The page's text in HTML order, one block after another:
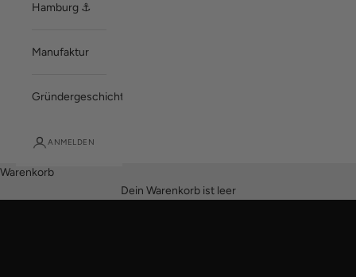
Hamburg ⚓
Manufaktur
Gründergeschichte
ANMELDEN
Warenkorb
Dein Warenkorb ist leer